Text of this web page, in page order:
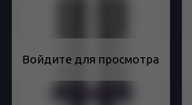
Войдите для просмотра